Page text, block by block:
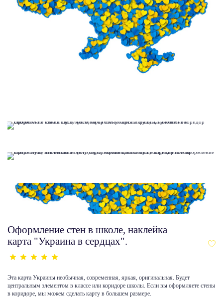
Оформление стен в школе, наклейка
карта "Украина в сердцах".
Эта карта Украины необычная, современная, яркая, оригинальная. Будет
центральным элементом в классе или коридоре школы. Если вы оформляете стены
в коридоре, мы можем сделать карту в большем размере.